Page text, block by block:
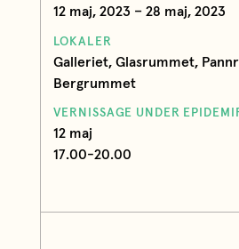
12 maj, 2023 – 28 maj, 2023
LOKALER
Galleriet, Glasrummet,
Bergrummet
VERNISSAGE UNDER
12 maj
17.00-20.00